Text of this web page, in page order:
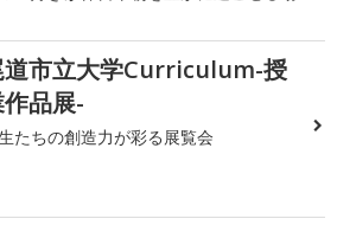
道市立大学Curriculum-授
品展-
たちの創造力が彩る展覧会